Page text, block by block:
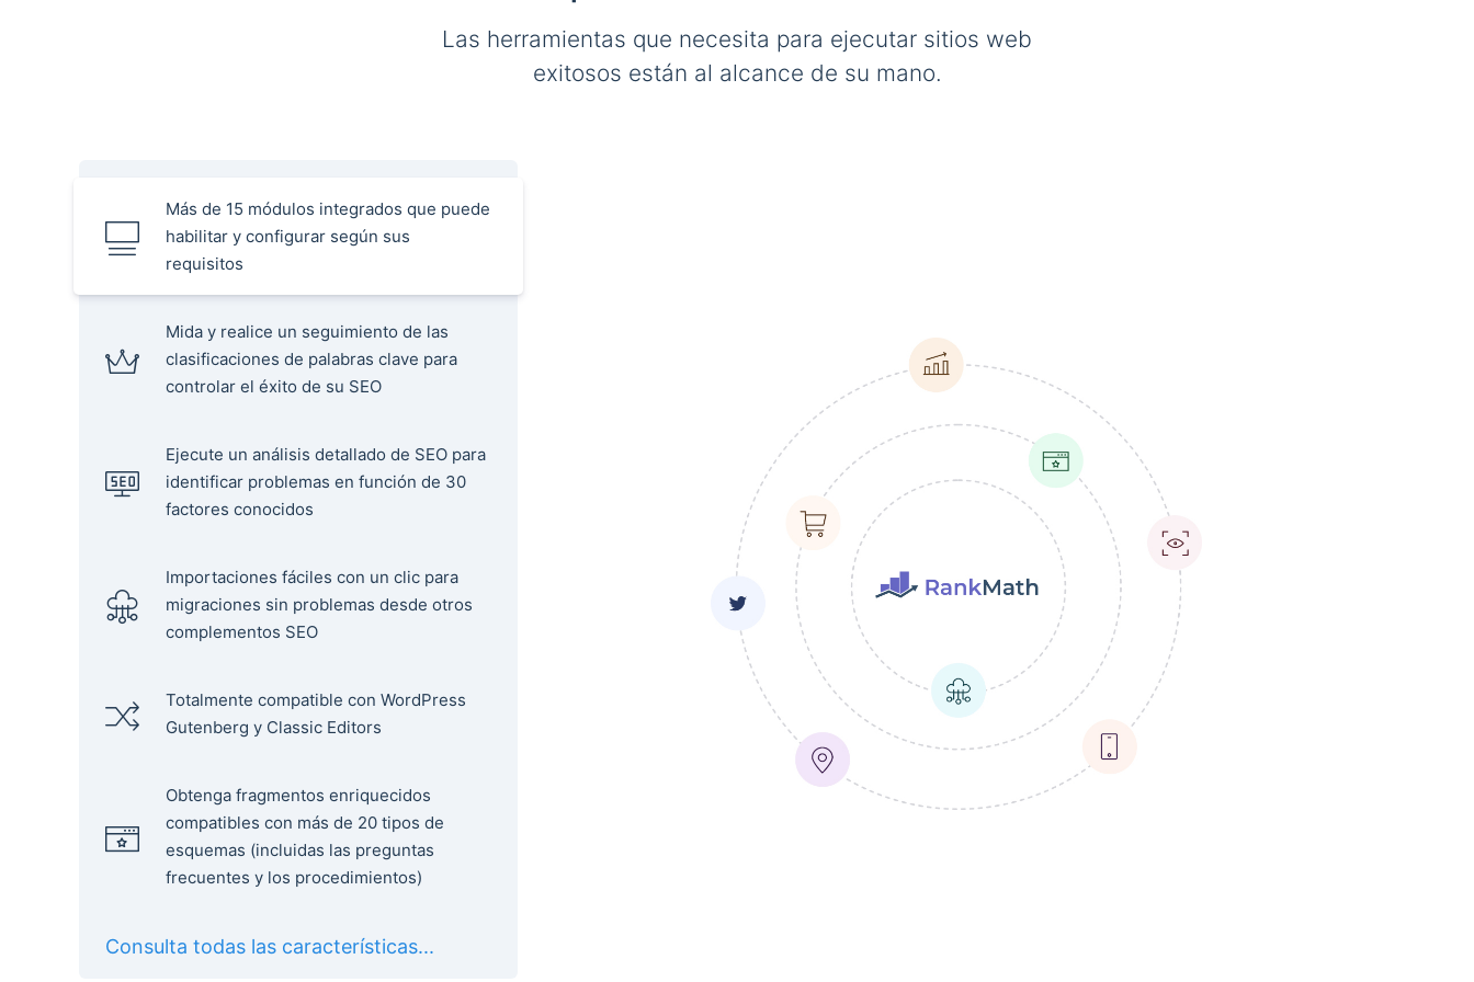
Las herramientas que necesita para ejecutar sitios web
exitosos están al alcance de su mano.
Más de 15 módulos integrados que puede
habilitar y configurar según sus
requisitos
Mida y realice un seguimiento de las
clasificaciones de palabras clave para
controlar el éxito de su SEO
Ejecute un análisis detallado de SEO para
identificar problemas en función de 30
factores conocidos
Importaciones fáciles con un clic para
migraciones sin problemas desde otros
complementos SEO
Totalmente compatible con WordPress
Gutenberg y Classic Editors
Obtenga fragmentos enriquecidos
compatibles con más de 20 tipos de
esquemas (incluidas las preguntas
frecuentes y los procedimientos)
Consulta todas las características...